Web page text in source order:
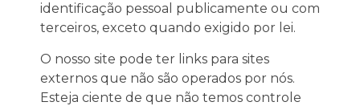
identificação pessoal publicamente ou com
terceiros, exceto quando exigido por lei.
O nosso site pode ter links para sites
externos que não são operados por nós.
Esteja ciente de que não temos controle